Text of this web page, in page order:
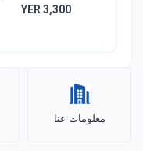
YER 3,300
معلومات عنا